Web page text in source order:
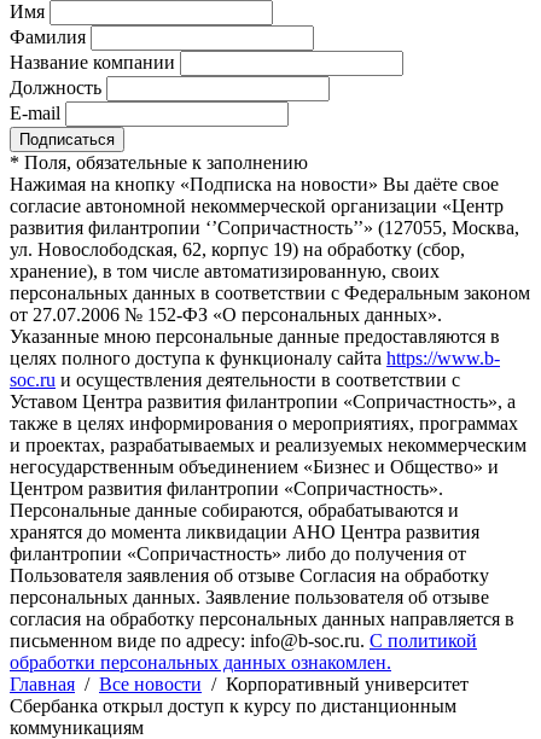
Имя
Фамилия
Название компании
Должность
E-mail
* Поля, обязательные к заполнению
Нажимая на кнопку «Подписка на новости» Вы даёте свое
согласие автономной некоммерческой организации «Центр
развития филантропии ‘’Сопричастность’’» (127055, Москва,
ул. Новослободская, 62, корпус 19) на обработку (сбор,
хранение), в том числе автоматизированную, своих
персональных данных в соответствии с Федеральным законом
от 27.07.2006 № 152-ФЗ «О персональных данных».
Указанные мною персональные данные предоставляются в
целях полного доступа к функционалу сайта https://www.b-
soc.ru и осуществления деятельности в соответствии с
Уставом Центра развития филантропии «Сопричастность», а
также в целях информирования о мероприятиях, программах
и проектах, разрабатываемых и реализуемых некоммерческим
негосударственным объединением «Бизнес и Общество» и
Центром развития филантропии «Сопричастность».
Персональные данные собираются, обрабатываются и
хранятся до момента ликвидации АНО Центра развития
филантропии «Сопричастность» либо до получения от
Пользователя заявления об отзыве Согласия на обработку
персональных данных. Заявление пользователя об отзыве
согласия на обработку персональных данных направляется в
письменном виде по адресу: info@b-soc.ru. С политикой
обработки персональных данных ознакомлен.
Главная / Все новости / Корпоративный университет
Сбербанка открыл доступ к курсу по дистанционным
коммуникациям